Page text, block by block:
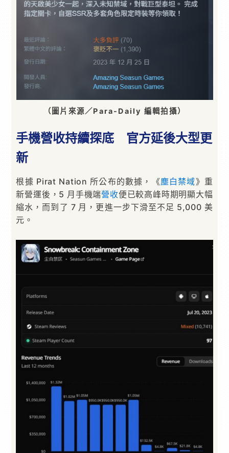
（圖片來源／Para-Daily 編輯拍攝）
手機營收持續探底 官方延後大型更
新
根據 Pirat Nation 所公布的數據，《塵白禁域》重
新營運後，5 月手機端營收便已較高峰時期明顯大幅
縮水，而到了 7 月，更進一步下滑至不足 5,000 美
元。